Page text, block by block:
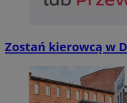
Zostań kierowcą w
Niezbędne
można prawidłowo
SessID